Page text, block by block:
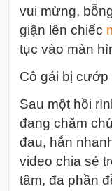
vui mừng,
giận lên chiếc
tục vào màn
Cô gái bị cướp
Sau một hồi
đang chăm
đau, hắn
video chia sẻ
tâm, đa phần